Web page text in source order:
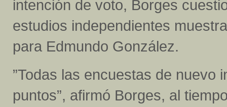
intención de voto, Borges
estudios independientes
para Edmundo González.
”Todas las encuestas de nuevo
puntos”, afirmó Borges, al